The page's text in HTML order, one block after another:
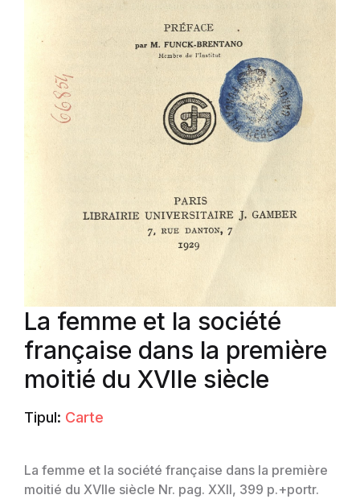
La femme et la société
française dans la première
moitié du XVIIe siècle
Tipul: Carte
La femme et la société française dans la première
moitié du XVIIe siècle Nr. pag. XXII, 399 p.+portr.